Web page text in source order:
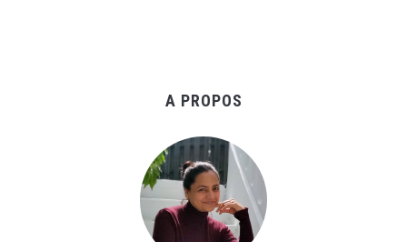
A PROPOS